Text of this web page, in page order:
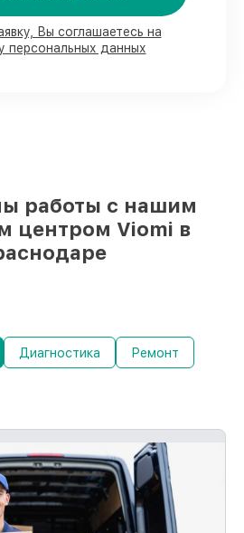
Viomi и
Вы соглашаетесь на
персональных данных
работы с нашим
центром Viomi в
Диагностика Ремонт